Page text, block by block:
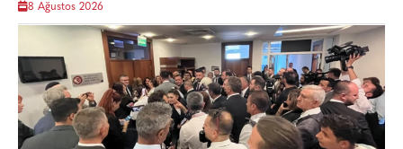
8 Ağustos 2026